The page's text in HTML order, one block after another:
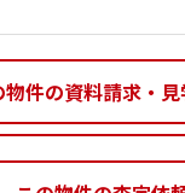
物件の資料請求・